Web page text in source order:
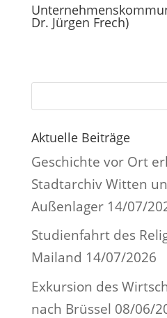
Dr. Jürgen Frech)
Aktuelle Beiträge
Geschichte vor Ort
Stadtarchiv Witten
Außenlager 14/07/
Studienfahrt des
Mailand 14/07/2026
Exkursion des
nach Brüssel 08/06/